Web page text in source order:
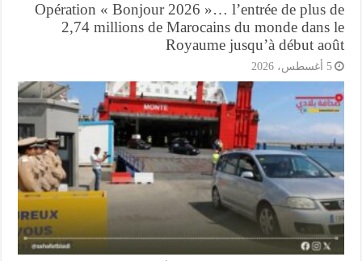
Opération « Bonjour 2026 »… l’entrée de plus
2,74 millions de Marocains du monde
Royaume jusqu’à début